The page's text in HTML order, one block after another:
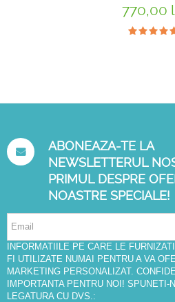
770,00
ABONEAZA-TE LA
NEWSLETTERUL
PRIMUL DESPRE
NOASTRE SPECIALE!
INFORMATIILE PE CARE LE
FI UTILIZATE NUMAI PENTRU A VA
MARKETING PERSONALIZAT.
IMPORTANTA PENTRU NOI! SPUNETI-
LEGATURA CU DVS.: